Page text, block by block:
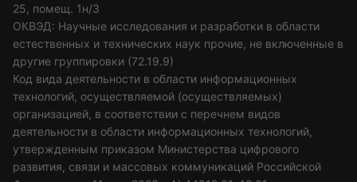
25, помещ. 1н/3
ОКВЭД: Научные исследования и разработки в области
естественных и технических наук прочие, не включенные в
другие группировки (72.19.9)
Код вида деятельности в области информационных
технологий, осуществляемой (осуществляемых)
организацией, в соответствии с перечнем видов
деятельности в области информационных технологий,
утвержденным приказом Министерства цифрового
развития, связи и массовых коммуникаций Российской